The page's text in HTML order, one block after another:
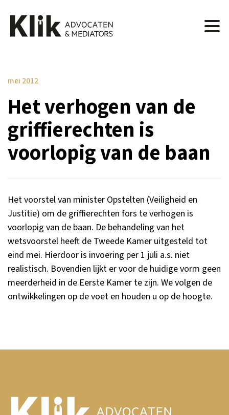
mei 2012
Het verhogen van de
griffierechten is
voorlopig van de baan
Het voorstel van minister Opstelten (Veiligheid en
Justitie) om de griffierechten fors te verhogen is
voorlopig van de baan. De behandeling van het
wetsvoorstel heeft de Tweede Kamer uitgesteld tot
eind mei. Hierdoor is invoering per 1 juli a.s. niet
realistisch. Bovendien lijkt er voor de huidige vorm geen
meerderheid in de Eerste Kamer te zijn. We volgen de
ontwikkelingen op de voet en houden u op de hoogte.